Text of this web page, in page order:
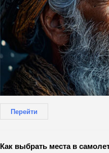
Перейти
Как выбрать места в